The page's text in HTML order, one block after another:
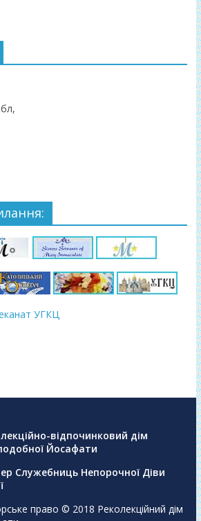
відпочинковий дім
Йосафати
Служебниць Непорочної Діви
право © 2018 Реколекційний дім